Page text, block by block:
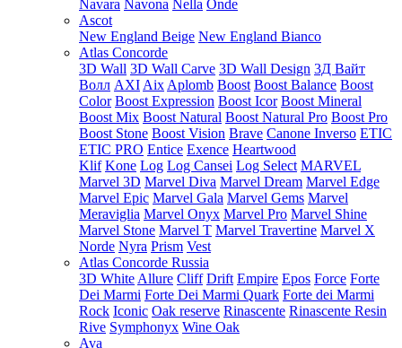
Navara Navona Nella Onde
Ascot
New England Beige New England Bianco
Atlas Concorde
3D Wall 3D Wall Carve 3D Wall Design 3Д Вайт
Волл AXI Aix Aplomb Boost Boost Balance Boost
Color Boost Expression Boost Icor Boost Mineral
Boost Mix Boost Natural Boost Natural Pro Boost Pro
Boost Stone Boost Vision Brave Canone Inverso ETIC
ETIC PRO Entice Exence Heartwood
Klif Kone Log Log Cansei Log Select MARVEL
Marvel 3D Marvel Diva Marvel Dream Marvel Edge
Marvel Epic Marvel Gala Marvel Gems Marvel
Meraviglia Marvel Onyx Marvel Pro Marvel Shine
Marvel Stone Marvel T Marvel Travertine Marvel X
Norde Nyra Prism Vest
Atlas Concorde Russia
3D White Allure Cliff Drift Empire Epos Force Forte
Dei Marmi Forte Dei Marmi Quark Forte dei Marmi
Rock Iconic Oak reserve Rinascente Rinascente Resin
Rive Symphonyx Wine Oak
Ava